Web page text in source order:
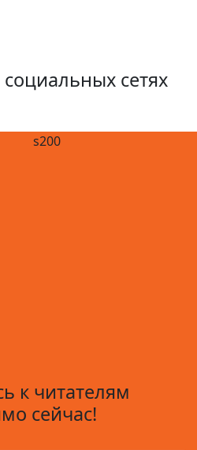
сетях
к читателям
сейчас!